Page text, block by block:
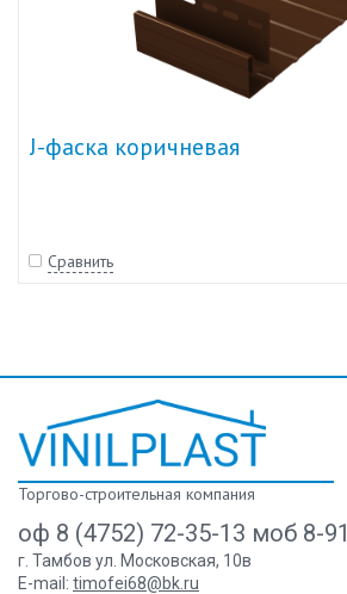
J-фаска коричневая
Сравнить
Торгово-строительная компания
оф 8 (4752) 72-35-13 моб 8-
г. Тамбов ул. Московская, 10в
E-mail: timofei68@bk.ru